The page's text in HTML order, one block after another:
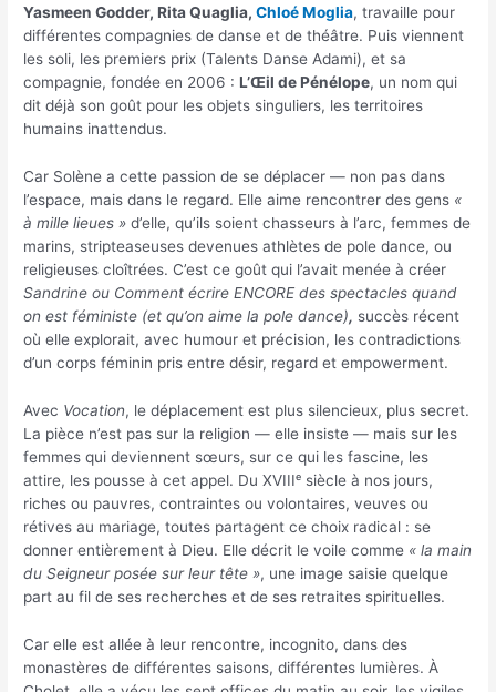
Yasmeen Godder, Rita Quaglia,Chloé Moglia, travaille pour
différentes compagnies de danse et de théâtre. Puis viennent
les soli, les premiers prix (Talents Danse Adami), et sa
compagnie, fondée en 2006 :L’Œil de Pénélope, un nom qui
dit déjà son goût pour les objets singuliers, les territoires
humains inattendus.
Car Solène a cette passion de se déplacer — non pas dans
l’espace, mais dans le regard. Elle aime rencontrer des gens «
à mille lieues » d’elle, qu’ils soient chasseurs à l’arc, femmes de
marins, stripteaseuses devenues athlètes de pole dance, ou
religieuses cloîtrées. C’est ce goût qui l’avait menée à créer
Sandrine ou Comment écrire ENCORE des spectacles quand
on est féministe (et qu’on aime la pole dance), succès récent
où elle explorait, avec humour et précision, les contradictions
d’un corps féminin pris entre désir, regard et empowerment.
Avec Vocation, le déplacement est plus silencieux, plus secret.
La pièce n’est pas sur la religion — elle insiste — mais sur les
femmes qui deviennent sœurs, sur ce qui les fascine, les
attire, les pousse à cet appel. Du XVIIIᵉ siècle à nos jours,
riches ou pauvres, contraintes ou volontaires, veuves ou
rétives au mariage, toutes partagent ce choix radical : se
donner entièrement à Dieu. Elle décrit le voile comme « la main
du Seigneur posée sur leur tête », une image saisie quelque
part au fil de ses recherches et de ses retraites spirituelles.
Car elle est allée à leur rencontre, incognito, dans des
monastères de différentes saisons, différentes lumières. À